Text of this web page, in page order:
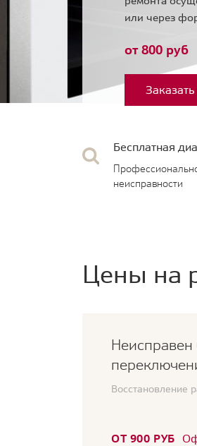
или через
от 800 руб
Бесплатная
неисправности
Цены на
Неисправен
Восстановление
ОТ 900 РУБ